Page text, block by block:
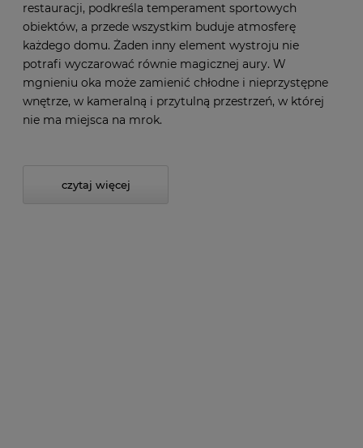
restauracji, podkreśla temperament sportowych
obiektów, a przede wszystkim buduje atmosferę
każdego domu. Żaden inny element wystroju nie
potrafi wyczarować równie magicznej aury. W
mgnieniu oka może zamienić chłodne i nieprzystępne
wnętrze, w kameralną i przytulną przestrzeń, w której
nie ma miejsca na mrok.
czytaj więcej